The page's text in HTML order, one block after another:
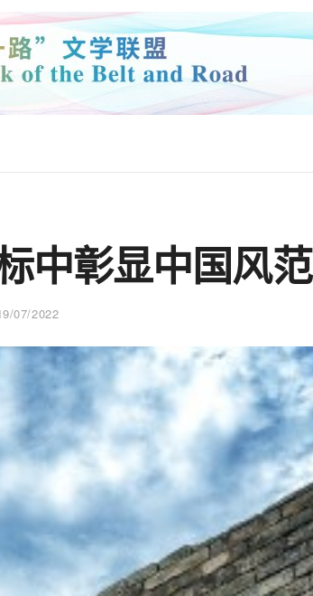
中彰显中国风范
07/2022